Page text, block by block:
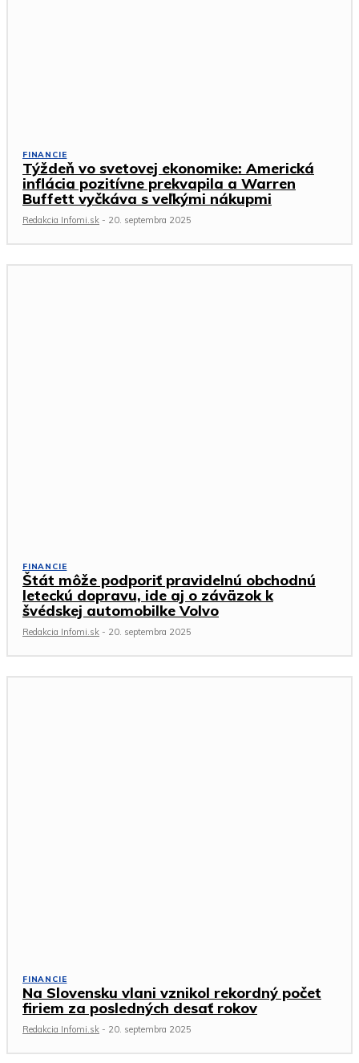
FINANCIE
Týždeň vo svetovej ekonomike: Americká
inflácia pozitívne prekvapila a Warren
Buffett vyčkáva s veľkými nákupmi
Redakcia Infomi.sk - 20. septembra 2025
FINANCIE
Štát môže podporiť pravidelnú obchodnú
leteckú dopravu, ide aj o záväzok k
švédskej automobilke Volvo
Redakcia Infomi.sk - 20. septembra 2025
FINANCIE
Na Slovensku vlani vznikol rekordný počet
firiem za posledných desať rokov
Redakcia Infomi.sk - 20. septembra 2025